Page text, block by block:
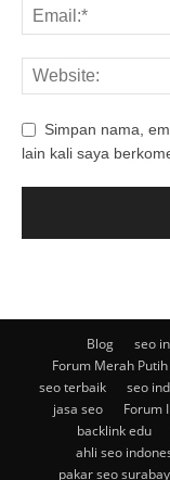
Simpan nama,
lain kali saya
Blog seo
Forum Merah Putih
seo terbaik
seo
jasa seo
Forum
backlink edu
ahli seo
pakar seo